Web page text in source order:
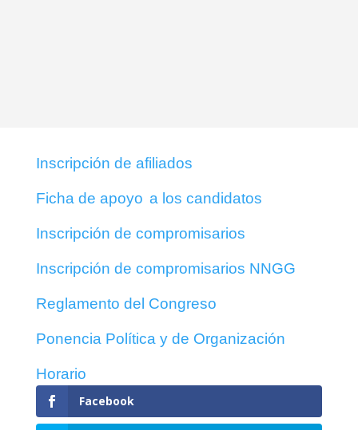
Inscripción de afiliados
Ficha de apoyo a los candidatos
Inscripción de compromisarios
Inscripción de compromisarios NNGG
Reglamento del Congreso
Ponencia Política y de Organización
Horario
Facebook